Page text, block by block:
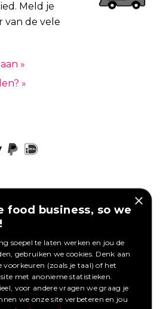
Meld je
van de vele
»
»
premie via
×
food business, so we
soepel te laten werken en jou de
gebruiken we cookies. Denk aan
(zoals je taal) of het
met anonieme statistieken.
voor andere vragen we graag je
we onze site verbeteren en jou